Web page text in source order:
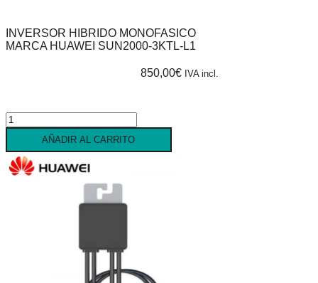
INVERSOR HIBRIDO MONOFASICO
MARCA HUAWEI SUN2000-3KTL-L1
850,00€ IVA incl.
Inversor
hibrido
monofasico
marca
HUAWEI
AÑADIR AL CARRITO